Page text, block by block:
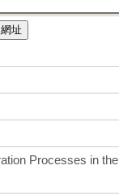
址
Processes in the